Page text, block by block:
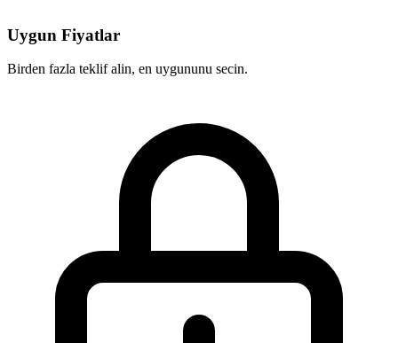
Uygun Fiyatlar
Birden fazla teklif alin, en uygununu secin.